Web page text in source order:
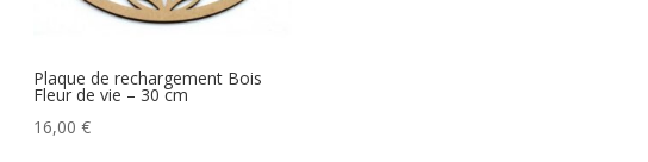
Plaque de rechargement Bois
Fleur de vie – 30 cm
16,00€